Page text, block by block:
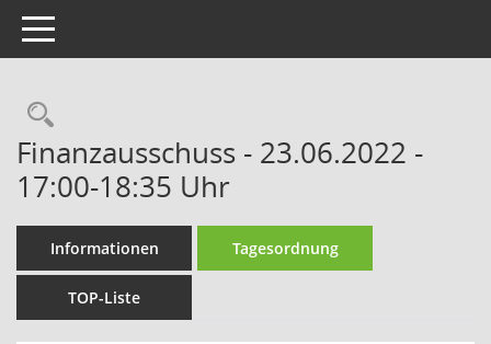
Toggle navigation
Rechercheauswahl
Finanzausschuss - 23.06.2022 -
17:00-18:35 Uhr
Informationen Tagesordnung
TOP-Liste